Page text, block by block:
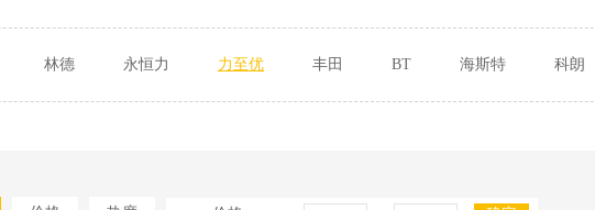
林德 永恒力 力至优 丰田 BT 海斯特 科朗